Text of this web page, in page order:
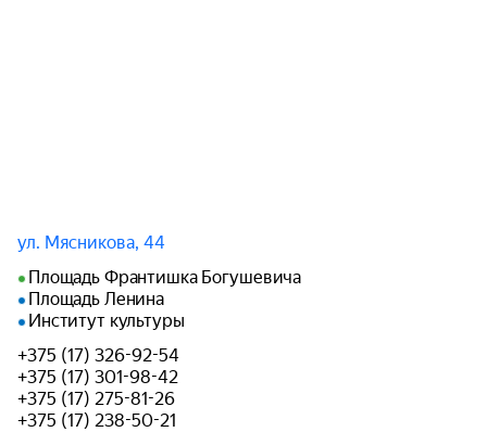
ул. Мясникова, 44
Площадь Франтишка Богушевича
Площадь Ленина
Институт культуры
+375 (17) 326-92-54
+375 (17) 301-98-42
+375 (17) 275-81-26
+375 (17) 238-50-21